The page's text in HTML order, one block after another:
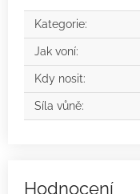
Kategorie:
Jak voní:
Kdy nosit:
Síla vůně: